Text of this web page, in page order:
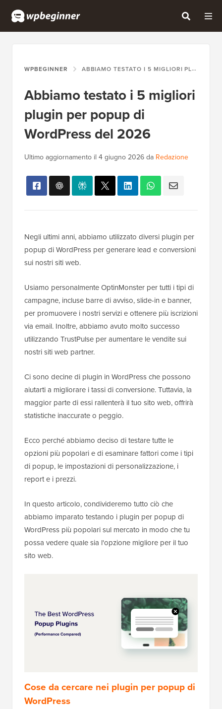
WPBEGINNER ABBIAMO TESTATO I 5 MIGLIORI PLUGIN PER POPUP DI WORDPRESS DEL 2026
Abbiamo testato i 5 migliori
plugin per popup di
WordPress del 2026
Ultimo aggiornamento il 4 giugno 2026da Redazione
Negli ultimi anni, abbiamo utilizzato diversi plugin per
popup di WordPress per generare lead e conversioni
sui nostri siti web.
Usiamo personalmente OptinMonster per tutti i tipi di
campagne, incluse barre di avviso, slide-in e banner,
per promuovere i nostri servizi e ottenere più iscrizioni
via email. Inoltre, abbiamo avuto molto successo
utilizzando TrustPulse per aumentare le vendite sui
nostri siti web partner.
Ci sono decine di plugin in WordPress che possono
aiutarti a migliorare i tassi di conversione. Tuttavia, la
maggior parte di essi rallenterà il tuo sito web, offrirà
statistiche inaccurate o peggio.
Ecco perché abbiamo deciso di testare tutte le
opzioni più popolari e di esaminare fattori come i tipi
di popup, le impostazioni di personalizzazione, i
report e i prezzi.
In questo articolo, condivideremo tutto ciò che
abbiamo imparato testando i plugin per popup di
WordPress più popolari sul mercato in modo che tu
possa vedere quale sia l'opzione migliore per il tuo
sito web.
Cose da cercare nei plugin per popup di
WordPress